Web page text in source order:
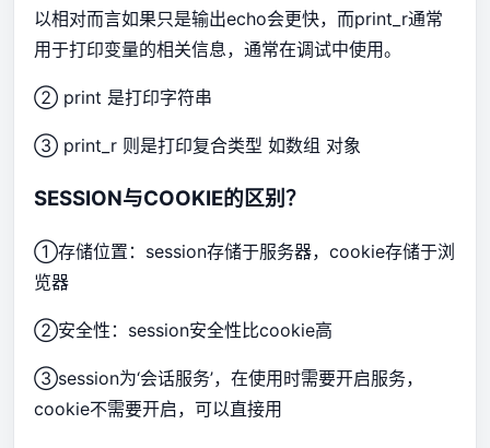
以相对而言如果只是输出echo会更快，而print_r通常
用于打印变量的相关信息，通常在调试中使用。
② print 是打印字符串
③ print_r 则是打印复合类型 如数组 对象
SESSION与COOKIE的区别？
①存储位置：session存储于服务器，cookie存储于浏
览器
②安全性：session安全性比cookie高
③session为‘会话服务’，在使用时需要开启服务，
cookie不需要开启，可以直接用